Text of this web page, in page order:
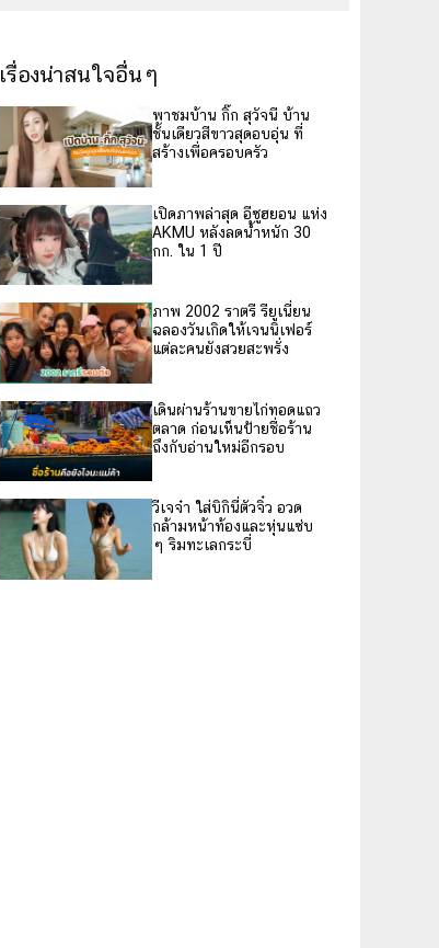
เรื่องน่าสนใจอื่นๆ
พาชมบ้าน กิ๊ก สุวัจนี บ้าน
ชั้นเดียวสีขาวสุดอบอุ่น ที่
สร้างเพื่อครอบครัว
เปิดภาพล่าสุด อีซูฮยอน แห่ง
AKMU หลังลดน้ำหนัก 30
กก. ใน 1 ปี
ภาพ 2002 ราตรี รียูเนี่ยน
ฉลองวันเกิดให้เจนนิเฟอร์
แต่ละคนยังสวยสะพรั่ง
เดินผ่านร้านขายไก่ทอดแถว
ตลาด ก่อนเห็นป้ายชื่อร้าน
ถึงกับอ่านใหม่อีกรอบ
วีเจจ๋า ใส่บิกินี่ตัวจิ๋ว อวด
กล้ามหน้าท้องและหุ่นแซ่บ
ๆ ริมทะเลกระบี่